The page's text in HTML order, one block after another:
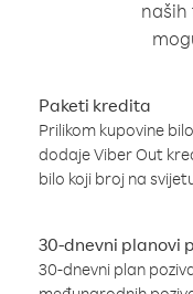
naših
Paketi kredita
Prilikom kupovine
dodaje Viber Out
bilo koji broj na
30-dnevni planovi
30-dnevni plan